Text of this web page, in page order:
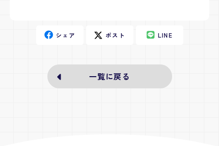
シェア ポスト LINE
一覧に戻る